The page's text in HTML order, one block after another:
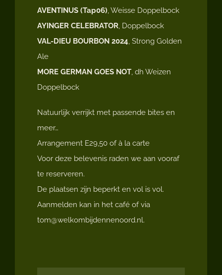
AVENTINUS (Tap06), Weisse Doppelbock
AYINGER CELEBRATOR, Doppelbock
VAL-DIEU BOURBON 2024, Strong Golden
Ale
MORE GERMAN GOES NOT, dh Weizen
Doppelbock
Natuurlijk verrijkt met passende bites en
meer…
Arrangement E29,50 of à la carte
Voor deze belevenis raden we aan vooraf
te reserveren.
De plaatsen zijn beperkt en vol is vol.
Aanmelden kan in het café of via
tom@welkombijdennenoord.nl.